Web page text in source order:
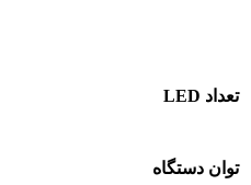
تعداد LED
توان دستگاه